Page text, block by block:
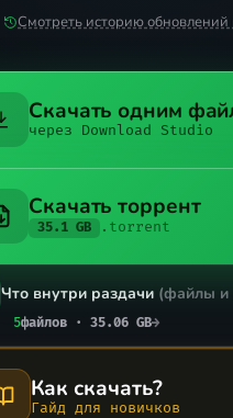
Смотреть историю обновлений
Скачать одним
через Download Studio
Скачать торрент
35.1 GB .torrent
Что внутри раздачи (файлы и
5файлов · 35.06 GB→
Как скачать?
Гайд для новичков